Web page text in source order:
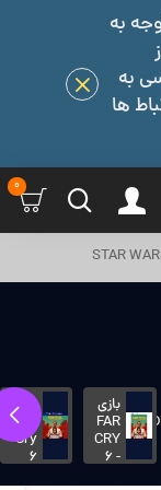
به
به
ها
0
بازی
FAR
CRY
6 -
بازی
Far
Cry
6